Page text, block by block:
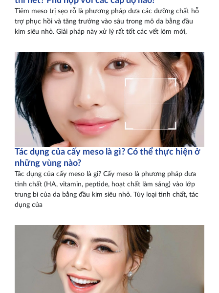
Tiêm meso trị sẹo rỗ là phương pháp đưa các dưỡng chất hỗ
trợ phục hồi và tăng trưởng vào sâu trong mô da bằng đầu
kim siêu nhỏ. Giải pháp này xử lý rất tốt các vết lõm mới,
Tác dụng của cấy meso là gì? Có thể thực hiện ở
những vùng nào?
Tác dụng của cấy meso là gì? Cấy meso là phương pháp đưa
tinh chất (HA, vitamin, peptide, hoạt chất làm sáng) vào lớp
trung bì của da bằng đầu kim siêu nhỏ. Tùy loại tinh chất, tác
dụng của